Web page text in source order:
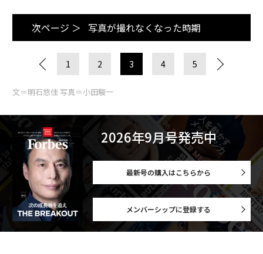
次ページ ＞ 写真が撮れなくなった時期
1 2 3 4 5
文＝明石悠佳 写真＝小田駿一
2026年9月号発売中
最新号の購入はこちらから
メンバーシップに登録する